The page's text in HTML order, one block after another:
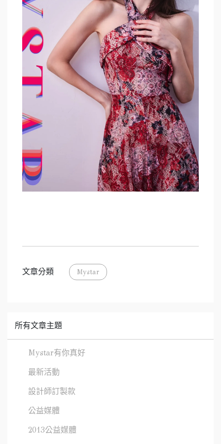
文章分類 Mystar
所有文章主題
Mystar有你真好
最新活動
設計師訂製款
公益媒體
2013公益媒體